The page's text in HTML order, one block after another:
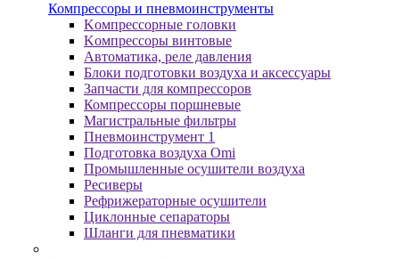
Компрессоры и пневмоинструменты
Koмпpeccopныe гoлoвки
Koмпpeccopы винтoвыe
Автоматика, реле давления
Блоки подготовки воздуха и аксессуары
Запчасти для компрессоров
Компрессоры поршневые
Магистральные фильтры
Пневмоинструмент 1
Подготовка воздуха Omi
Промышленные осушители воздуха
Ресиверы
Рефрижераторные осушители
Циклонные сепараторы
Шланги для пневматики